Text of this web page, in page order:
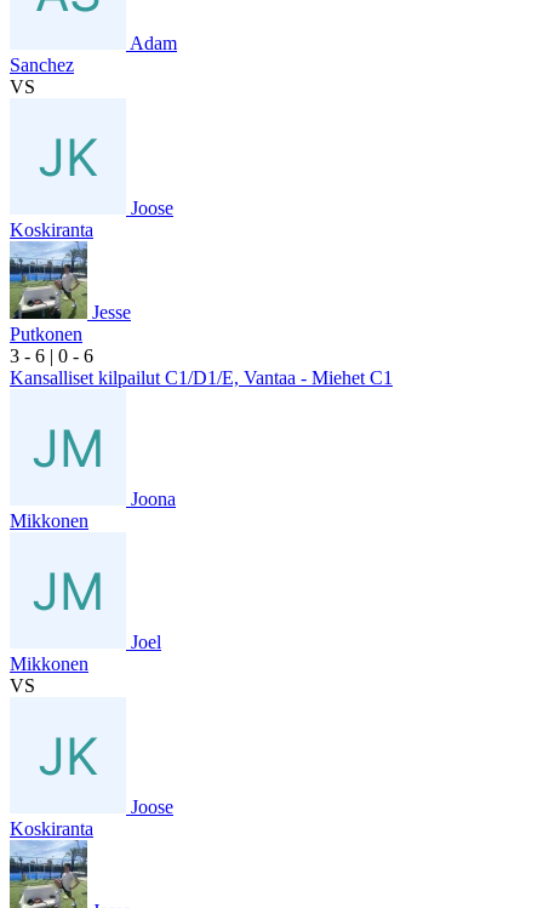
Adam
Sanchez
VS
Joose
Koskiranta
Jesse
Putkonen
3 - 6 | 0 - 6
Kansalliset kilpailut C1/D1/E, Vantaa - Miehet C1
Joona
Mikkonen
Joel
Mikkonen
VS
Joose
Koskiranta